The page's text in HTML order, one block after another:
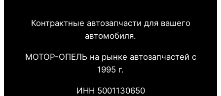
Контрактные автозапчасти для вашего
автомобиля.
МОТОР-ОПЕЛЬ на рынке автозапчастей с
1995 г.
ИНН 5001130650